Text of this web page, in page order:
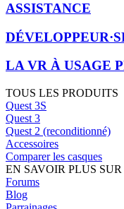
ASSISTANCE
LA VR À USAGE
TOUS LES PRODUITS
Quest 3S
Quest 3
Quest 2 (reconditionné)
Accessoires
Comparer les casques
EN SAVOIR PLUS
Forums
Blog